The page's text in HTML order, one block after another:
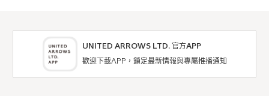
UNITED ARROWS LTD. 官方APP
歡迎下載APP，鎖定最新情報與專屬推播通知